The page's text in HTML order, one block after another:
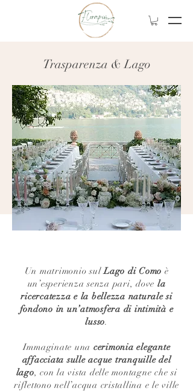
Trasparenza & Lago
Un matrimonio sulLago di Como è
un’esperienza senza pari, dove la
ricercatezza e la bellezza naturale si
fondono in un’atmosfera di intimità e
lusso.
Immaginate una cerimonia elegante
affacciata sulle acque tranquille del
lago, con la vista delle montagne che si
riflettono nell’acqua cristallina e le ville